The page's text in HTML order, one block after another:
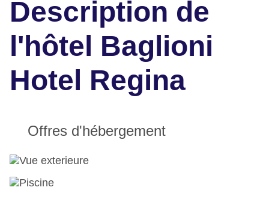
Description de
l'hôtel Baglioni
Hotel Regina
Offres d'hébergement